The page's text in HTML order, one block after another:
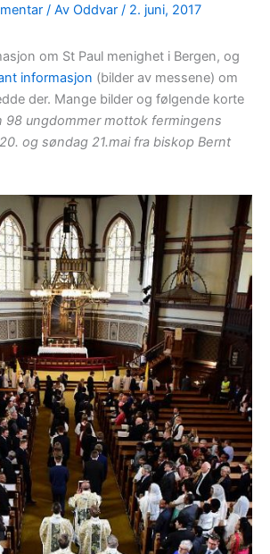
/ Av Oddvar / 2. juni, 2017
om St Paul menighet i Bergen, og
informasjon (bilder av messene) om
der. Mange bilder og følgende korte
98 ungdommer mottok fermingens
og søndag 21.mai fra biskop Bernt